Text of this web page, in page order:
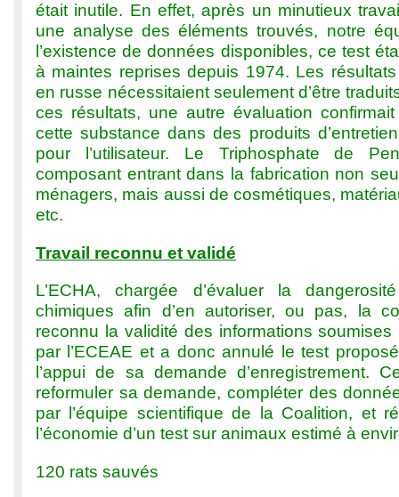
était inutile. En effet, après un minutieux
une analyse des éléments trouvés, notre
l’existence de données disponibles, ce test
à maintes reprises depuis 1974. Les
en russe nécessitaient seulement d’être
ces résultats, une autre évaluation
cette substance dans des produits
pour l’utilisateur. Le Triphosphate de
composant entrant dans la fabrication non
ménagers, mais aussi de cosmétiques,
etc.
Travail reconnu et validé
L’ECHA, chargée d’évaluer la
chimiques afin d’en autoriser, ou pas, la
reconnu la validité des informations
par l’ECEAE et a donc annulé le test
l’appui de sa demande d’enregistrement.
reformuler sa demande, compléter des
par l’équipe scientifique de la Coalition, et
l’économie d’un test sur animaux estimé à
120 rats sauvés